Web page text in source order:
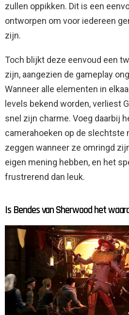
zullen oppikken. Dit is een
ontworpen om voor iedereen
zijn.
Toch blijkt deze eenvoud een
zijn, aangezien de gameplay
Wanneer alle elementen in
levels bekend worden, verliest
snel zijn charme. Voeg daarbij
camerahoeken op de slechtste
zeggen wanneer ze omringd
eigen mening hebben, en het
frustrerend dan leuk.
Is Bendes van Sherwood het